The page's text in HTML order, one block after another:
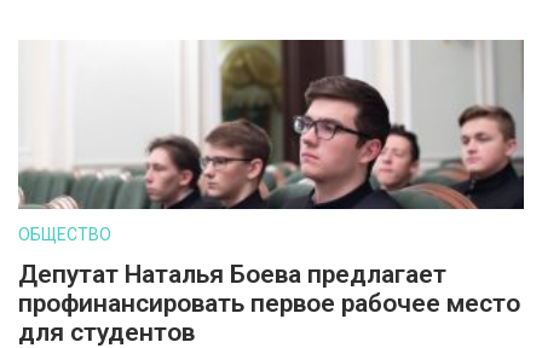
ОБЩЕСТВО
Депутат Наталья Боева предлагает
профинансировать первое рабочее место
для студентов